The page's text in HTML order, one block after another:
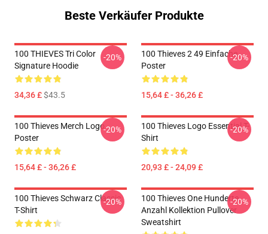
Beste Verkäufer Produkte
100 THIEVES Tri Color
Signature Hoodie
34,36 £$43.5
-20%
100 Thieves 2 49 Einfache
Poster
15,64 £ - 36,26 £
-20%
100 Thieves Merch Logo
Poster
15,64 £ - 36,26 £
-20%
100 Thieves Logo Essential T-
Shirt
20,93 £ - 24,09 £
-20%
100 Thieves Schwarz Classic
T-Shirt
-20%
100 Thieves One Hunderte
Anzahl Kollektion Pullover
Sweatshirt
-20%